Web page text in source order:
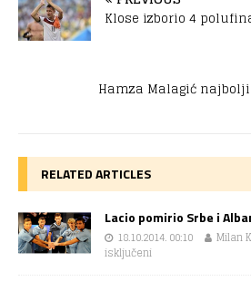
Klose izborio 4
Hamza Malagić
RELATED ARTICLES
Lacio pomirio Srbe i
18.10.2014. 00:10 Milan
isključeni